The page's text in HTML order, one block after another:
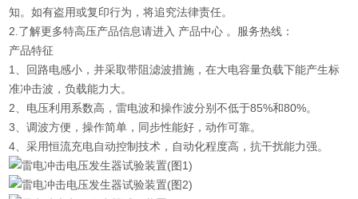
知。如有盗用或复印行为，将追究法律责任。
2.了解更多特高压产品信息请进入 产品中心 。服务热线：
产品特征
1、回路电感小，并采取带阻滤波措施，在大电容量负载下能产生标
准冲击波，负载能力大。
2、电压利用系数高，雷电波和操作波分别不低于85%和80%。
3、调波方便，操作简单，同步性能好，动作可靠。
4、采用恒流充电自动控制技术，自动化程度高，抗干扰能力强。